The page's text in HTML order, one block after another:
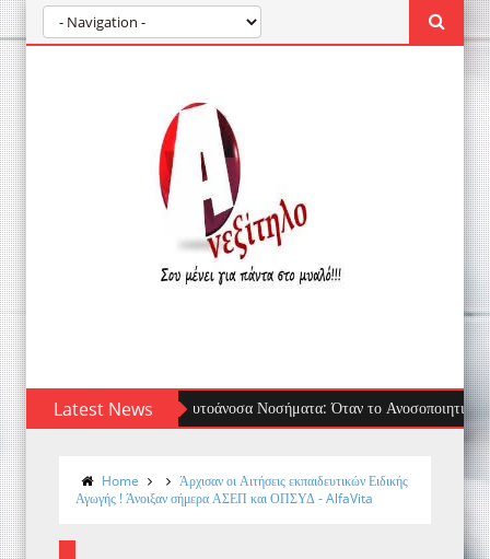
Latest News Τσίμπημα μέδουσας: πρώτες βοήθειες, τι να
Home
Άρχισαν οι Αιτήσεις εκπαιδευτικών Ειδικής
Αγωγής ! Άνοιξαν σήμερα ΑΣΕΠ και ΟΠΣΥΔ - AlfaVita